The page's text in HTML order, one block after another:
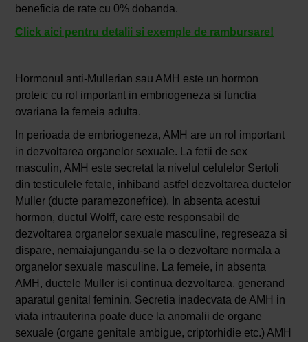
beneficia de rate cu 0% dobanda.
Click aici pentru detalii si exemple de rambursare!
Hormonul anti-Mullerian sau AMH este un hormon
proteic cu rol important in embriogeneza si functia
ovariana la femeia adulta.
In perioada de embriogeneza, AMH are un rol important
in dezvoltarea organelor sexuale. La fetii de sex
masculin, AMH este secretat la nivelul celulelor Sertoli
din testiculele fetale, inhiband astfel dezvoltarea ductelor
Muller (ducte paramezonefrice). In absenta acestui
hormon, ductul Wolff, care este responsabil de
dezvoltarea organelor sexuale masculine, regreseaza si
dispare, nemaiajungandu-se la o dezvoltare normala a
organelor sexuale masculine. La femeie, in absenta
AMH, ductele Muller isi continua dezvoltarea, generand
aparatul genital feminin. Secretia inadecvata de AMH in
viata intrauterina poate duce la anomalii de organe
sexuale (organe genitale ambigue, criptorhidie etc.) AMH